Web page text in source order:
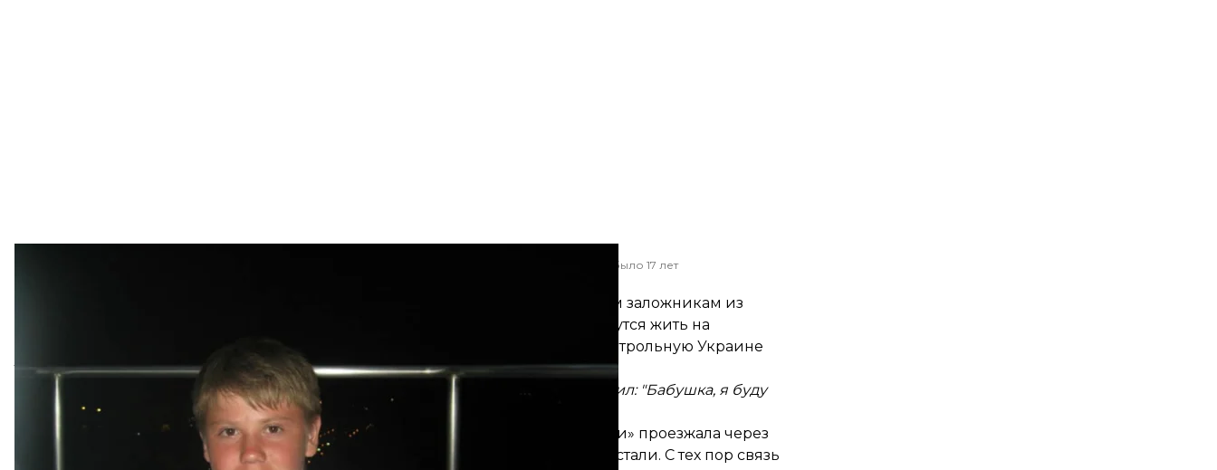
Богдан Ковальчук — гражданский заложник, которого похитила россия, когда ему было 17 лет
И Богдан предателем не стал. В 2019 году ему и другим четырем гражданским заложникам из
Ясиноватой россияне предложили помилование в обмен на то, что они останутся жить на
оккупированной части Донецкой области без возможности выезда на подконтрольную Украине
территорию. Все согласились, кроме Богдана.
«Один он остался. Сказал: "Я не предатель своим словам". Он всегда мне говорил: "Бабушка, я буду
военным все равно, потому что должен быть порядок в стране"».
До 2019 года бабушка могла ездить навещать Богдана. «Правдами-неправдами» проезжала через
прифронтовой поселок Майорск. Но после вспышки ковида пропускать перестали. С тех пор связь